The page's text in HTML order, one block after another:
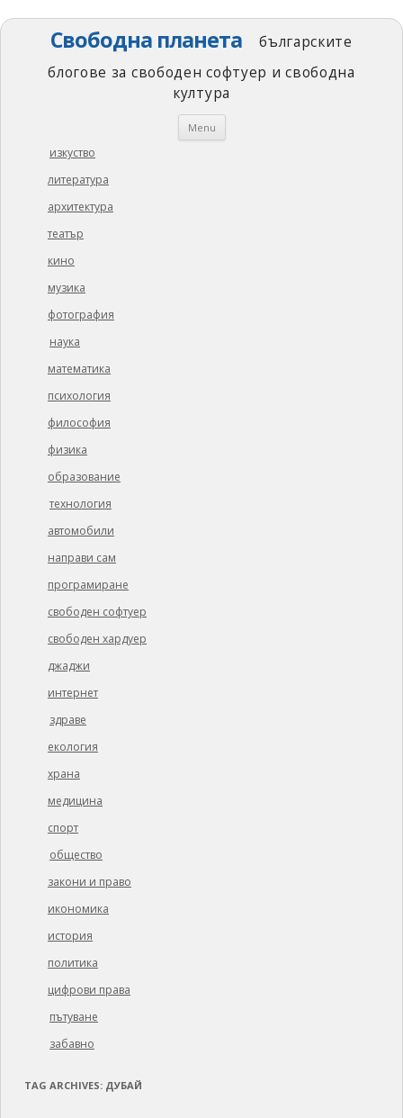
Свободна планета
българските
блогове за свободен софтуер и свободна
култура
Menu Skip
изкуство
литература
архитектура
театър
кино
музика
фотография
наука
математика
психология
философия
физика
образование
технология
автомобили
направи сам
програмиране
свободен софтуер
свободен хардуер
джаджи
интернет
здраве
екология
храна
медицина
спорт
общество
закони и право
икономика
история
политика
цифрови права
пътуване
забавно
TAG ARCHIVES: ДУБАЙ